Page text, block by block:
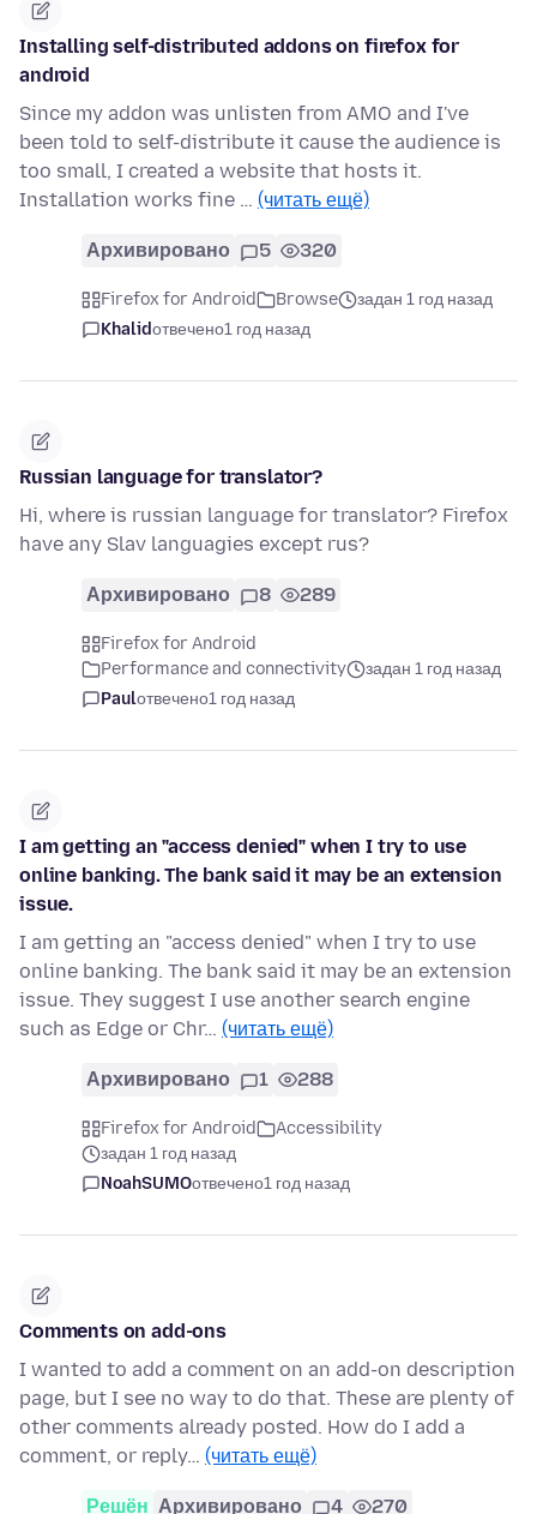
Installing self-distributed addons on firefox for
android
Since my addon was unlisten from AMO and I've
been told to self-distribute it cause the audience is
too small, I created a website that hosts it.
Installation works fine … (читать ещё)
Архивировано 5 320
Firefox for Android Browse
задан 1 год назад
Khalidотвечено1 год назад
Russian language for translator?
Hi, where is russian language for translator? Firefox
have any Slav languagies except rus?
Архивировано 8 289
Firefox for Android
Performance and connectivity
задан 1 год назад
Paulотвечено1 год назад
I am getting an "access denied" when I try to use
online banking. The bank said it may be an extension
issue.
I am getting an "access denied" when I try to use
online banking. The bank said it may be an extension
issue. They suggest I use another search engine
such as Edge or Chr… (читать ещё)
Архивировано 1 288
Firefox for Android
Accessibility
задан 1 год назад
NoahSUMOотвечено1 год назад
Comments on add-ons
I wanted to add a comment on an add-on description
page, but I see no way to do that. These are plenty of
other comments already posted. How do I add a
comment, or reply… (читать ещё)
Решён Архивировано 4 270